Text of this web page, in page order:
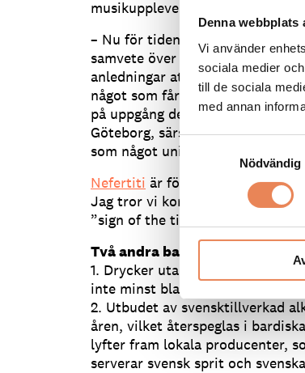
Denna webbplats
Vi använder
sociala medier
till de sociala
med annan
Samtyckesval
Nödvändig
musikupplevelser kommer att
– Nu för tiden är det många som
samvete över att de ligger och
anledningar att bryta det och få
något som får en att sakta ner.
på uppgång de senaste åren.
Göteborg, särskilt de som är
som något unikt som de vill
Nefertiti är först i Sverige med
Jag tror vi kommer få se många
”sign of the times”, säger Mattias
Två andra bartrender
1. Drycker utan eller med låg
inte minst bland unga.
2. Utbudet av svensktillverkad
åren, vilket återspeglas i
lyfter fram lokala producenter,
serverar svensk sprit och